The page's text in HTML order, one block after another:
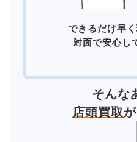
できるだけ早く
対面で安心し
そんな
店頭買取